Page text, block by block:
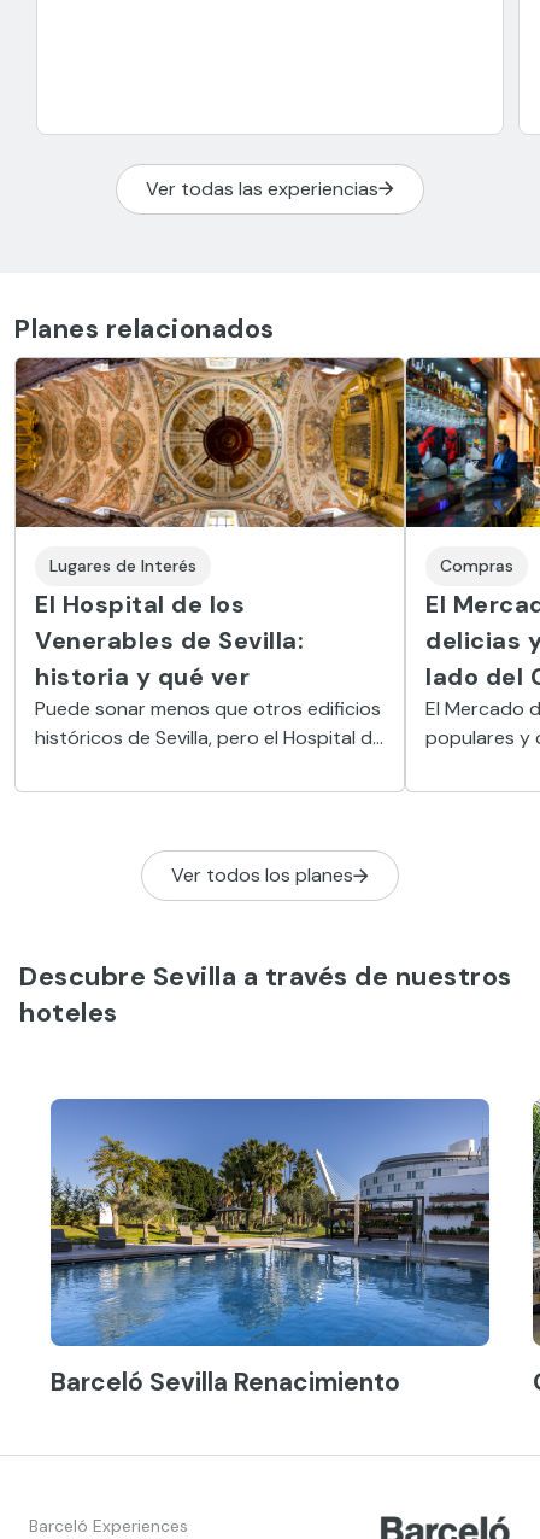
Ver todas las experiencias
Planes relacionados
Lugares de Interés
El Hospital de los
Venerables de Sevilla:
historia y qué ver
Puede sonar menos que otros edificios
históricos de Sevilla, pero el Hospital de
arquitectónica del Barroco que no
Compras
El
delicias
lado del
El Mercado
populares y
productos,
Ver todos los planes
Descubre Sevilla a través de nuestros
hoteles
Barceló Sevilla Renacimiento
Barceló Experiences